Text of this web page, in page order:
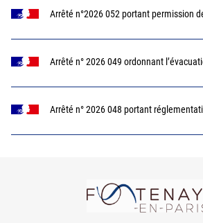
Arrêté n°2026 052 portant permission
Arrêté n° 2026 049 ordonnant
Arrêté n° 2026 048 portant